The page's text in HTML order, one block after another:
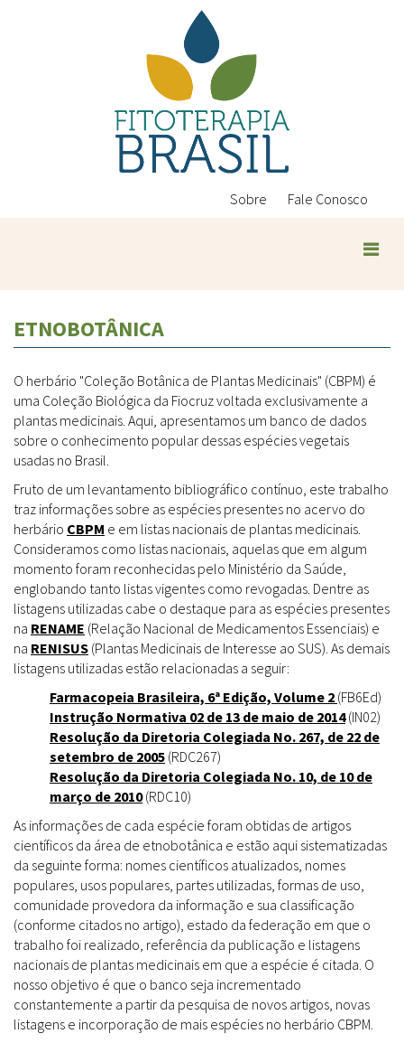
Sobre Fale Conosco
ETNOBOTÂNICA
O herbário "Coleção Botânica de Plantas Medicinais" (CBPM) é
uma Coleção Biológica da Fiocruz voltada exclusivamente a
plantas medicinais. Aqui, apresentamos um banco de dados
sobre o conhecimento popular dessas espécies vegetais
usadas no Brasil.
Fruto de um levantamento bibliográfico contínuo, este trabalho
traz informações sobre as espécies presentes no acervo do
herbário CBPM e em listas nacionais de plantas medicinais.
Consideramos como listas nacionais, aquelas que em algum
momento foram reconhecidas pelo Ministério da Saúde,
englobando tanto listas vigentes como revogadas. Dentre as
listagens utilizadas cabe o destaque para as espécies presentes
na RENAME (Relação Nacional de Medicamentos Essenciais) e
na RENISUS (Plantas Medicinais de Interesse ao SUS). As demais
listagens utilizadas estão relacionadas a seguir:
Farmacopeia Brasileira, 6ª Edição, Volume 2 (FB6Ed)
Instrução Normativa 02 de 13 de maio de 2014(IN02)
Resolução da Diretoria Colegiada No. 267, de 22 de
setembro de 2005 (RDC267)
Resolução da Diretoria Colegiada No. 10, de 10 de
março de 2010(RDC10)
As informações de cada espécie foram obtidas de artigos
científicos da área de etnobotânica e estão aqui sistematizadas
da seguinte forma: nomes científicos atualizados, nomes
populares, usos populares, partes utilizadas, formas de uso,
comunidade provedora da informação e sua classificação
(conforme citados no artigo), estado da federação em que o
trabalho foi realizado, referência da publicação e listagens
nacionais de plantas medicinais em que a espécie é citada. O
nosso objetivo é que o banco seja incrementado
constantemente a partir da pesquisa de novos artigos, novas
listagens e incorporação de mais espécies no herbário CBPM.